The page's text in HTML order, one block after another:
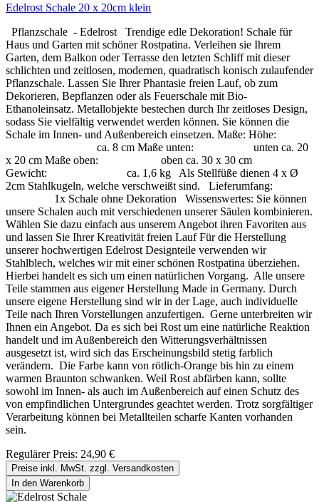
Edelrost Schale 20 x 20cm klein
Pflanzschale - Edelrost Trendige edle Dekoration! Schale für
Haus und Garten mit schöner Rostpatina. Verleihen sie Ihrem
Garten, dem Balkon oder Terrasse den letzten Schliff mit dieser
schlichten und zeitlosen, modernen, quadratisch konisch zulaufender
Pflanzschale. Lassen Sie Ihrer Phantasie freien Lauf, ob zum
Dekorieren, Bepflanzen oder als Feuerschale mit Bio-
Ethanoleinsatz. Metallobjekte bestechen durch Ihr zeitloses Design,
sodass Sie vielfältig verwendet werden können. Sie können die
Schale im Innen- und Außenbereich einsetzen. Maße: Höhe:
ca. 8 cm Maße unten: unten ca. 20
x 20 cm Maße oben: oben ca. 30 x 30 cm
Gewicht: ca. 1,6 kg Als Stellfüße dienen 4 x Ø
2cm Stahlkugeln, welche verschweißt sind. Lieferumfang:
1x Schale ohne Dekoration Wissenswertes: Sie können
unsere Schalen auch mit verschiedenen unserer Säulen kombinieren.
Wählen Sie dazu einfach aus unserem Angebot ihren Favoriten aus
und lassen Sie Ihrer Kreativität freien Lauf Für die Herstellung
unserer hochwertigen Edelrost Designteile verwenden wir
Stahlblech, welches wir mit einer schönen Rostpatina überziehen.
Hierbei handelt es sich um einen natürlichen Vorgang. Alle unsere
Teile stammen aus eigener Herstellung Made in Germany. Durch
unsere eigene Herstellung sind wir in der Lage, auch individuelle
Teile nach Ihren Vorstellungen anzufertigen. Gerne unterbreiten wir
Ihnen ein Angebot. Da es sich bei Rost um eine natürliche Reaktion
handelt und im Außenbereich den Witterungsverhältnissen
ausgesetzt ist, wird sich das Erscheinungsbild stetig farblich
verändern. Die Farbe kann von rötlich-Orange bis hin zu einem
warmen Braunton schwanken. Weil Rost abfärben kann, sollte
sowohl im Innen- als auch im Außenbereich auf einen Schutz des
von empfindlichen Untergrundes geachtet werden. Trotz sorgfältiger
Verarbeitung können bei Metallteilen scharfe Kanten vorhanden
sein.
Regulärer Preis: 24,90 €
Preise inkl. MwSt. zzgl. Versandkosten
In den Warenkorb